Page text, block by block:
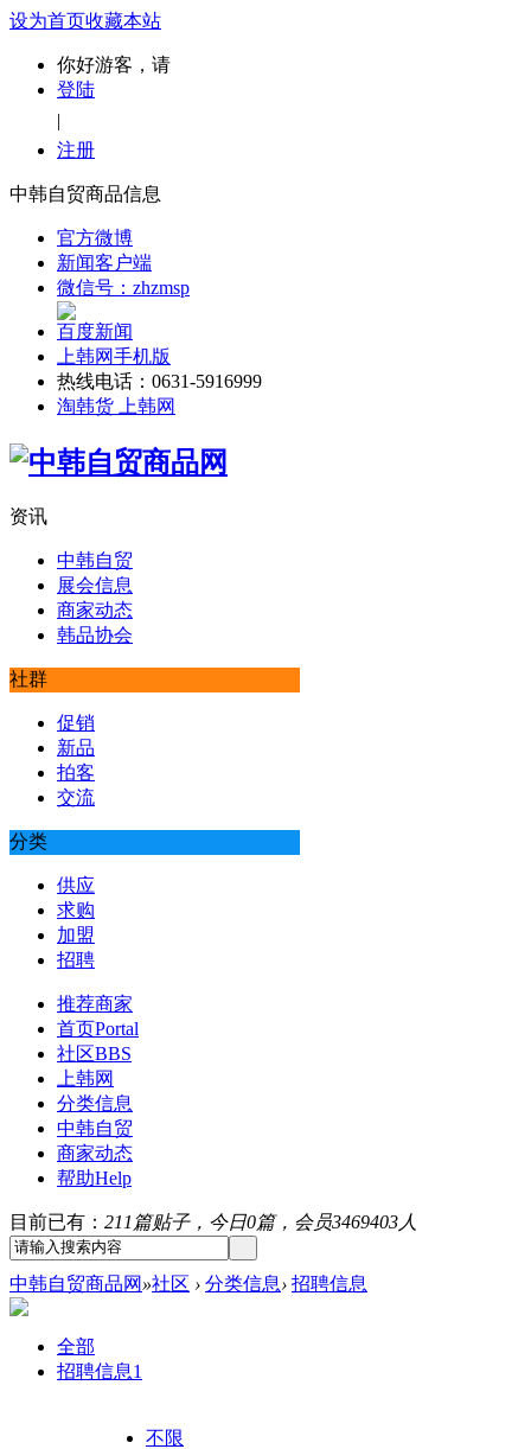
设为首页收藏本站
你好游客，请
登陆
|
注册
中韩自贸商品信息
官方微博
新闻客户端
微信号：zhzmsp
百度新闻
上韩网手机版
热线电话：0631-5916999
淘韩货 上韩网
资讯
中韩自贸
展会信息
商家动态
韩品协会
社群
促销
新品
拍客
交流
分类
供应
求购
加盟
招聘
推荐商家
首页Portal
社区BBS
上韩网
分类信息
中韩自贸
商家动态
帮助Help
目前已有： 211篇贴子，今日0篇，会员3469403人
中韩自贸商品网 »社区 › 分类信息› 招聘信息
全部
招聘信息1
不限